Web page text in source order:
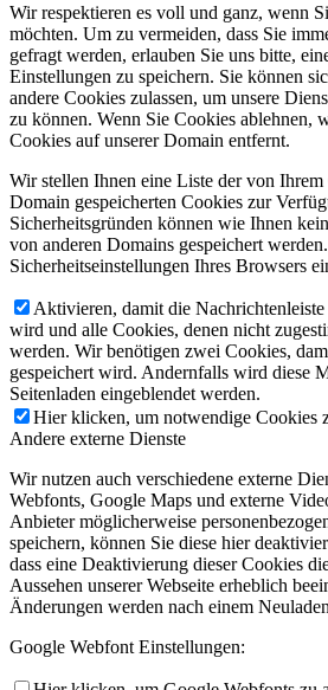
Wir respektieren es voll und ganz, wenn
möchten. Um zu vermeiden, dass Sie
gefragt werden, erlauben Sie uns bitte,
Einstellungen zu speichern. Sie können
andere Cookies zulassen, um unsere
zu können. Wenn Sie Cookies ablehnen,
Cookies auf unserer Domain entfernt.
Wir stellen Ihnen eine Liste der von
Domain gespeicherten Cookies zur
Sicherheitsgründen können wie Ihnen
von anderen Domains gespeichert
Sicherheitseinstellungen Ihres Browsers
Aktivieren, damit die Nachrichtenleiste
wird und alle Cookies, denen nicht
werden. Wir benötigen zwei Cookies,
gespeichert wird. Andernfalls wird diese
Seitenladen eingeblendet werden.
Hier klicken, um notwendige Cookies
Andere externe Dienste
Wir nutzen auch verschiedene externe
Webfonts, Google Maps und externe
Anbieter möglicherweise
speichern, können Sie diese hier
dass eine Deaktivierung dieser Cookies
Aussehen unserer Webseite erheblich
Änderungen werden nach einem
Google Webfont Einstellungen: